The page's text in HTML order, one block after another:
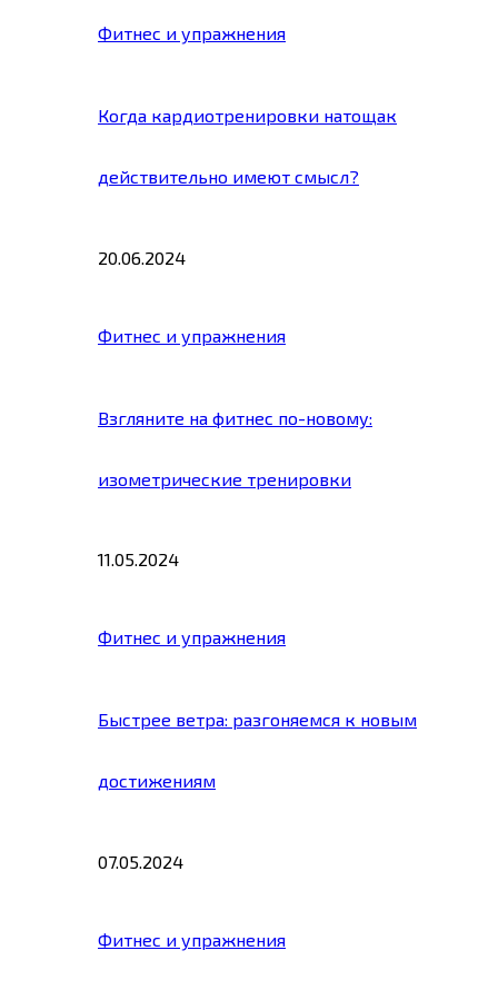
Фитнес и упражнения
Когда кардиотренировки натощак
действительно имеют смысл?
20.06.2024
Фитнес и упражнения
Взгляните на фитнес по-новому:
изометрические тренировки
11.05.2024
Фитнес и упражнения
Быстрее ветра: разгоняемся к новым
достижениям
07.05.2024
Фитнес и упражнения